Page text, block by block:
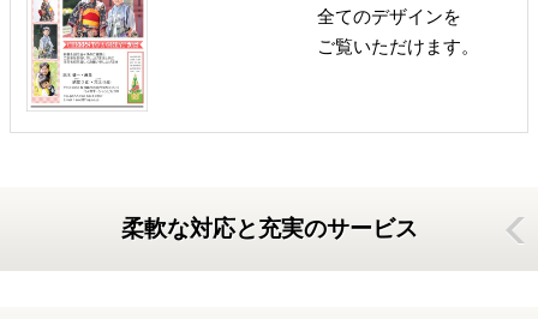
全てのデザインを
ご覧いただけます。
柔軟な対応と充実のサービス